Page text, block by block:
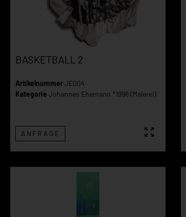
BASKETBALL 2
ArtikelnummerJE004
Kategorie Johannes Ehemann *1996 (Malerei)
ANFRAGE